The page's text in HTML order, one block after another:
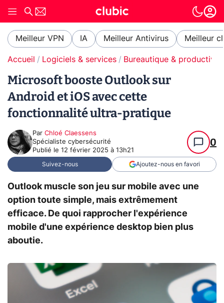
Meilleur VPN IA Meilleur Antivirus Meilleur
Accueil Logiciels & services Bureautique & productivité
Microsoft booste Outlook sur
Android et iOS avec cette
fonctionnalité ultra-pratique
Par Chloé Claessens
Spécialiste cybersécurité
Publié le 12 février 2025 à 13h21
0
Suivez-nous Ajoutez-nous en favori
Outlook muscle son jeu sur mobile avec une
option toute simple, mais extrêmement
efficace. De quoi rapprocher l'expérience
mobile d'une expérience desktop bien plus
aboutie.